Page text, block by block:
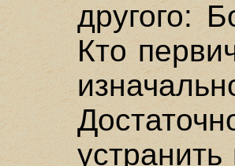
другого:
Кто